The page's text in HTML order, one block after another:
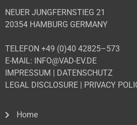
NEUER JUNGFERNSTIEG 21
20354 HAMBURG GERMANY
TELEFON +49 (0)40 42825–573
E-MAIL: INFO@VAD-EV.DE
IMPRESSUM
DATENSCHUTZ
LEGAL DISCLOSURE
PRIVACY
Home